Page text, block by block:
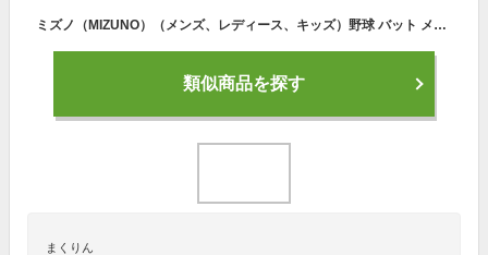
ミズノ（MIZUNO）（メンズ、レディース、キッズ）野球 バット メンテナンス用品 手入れ バットクリーナー 1GJYA36000 1P
類似商品を探す
まくりん